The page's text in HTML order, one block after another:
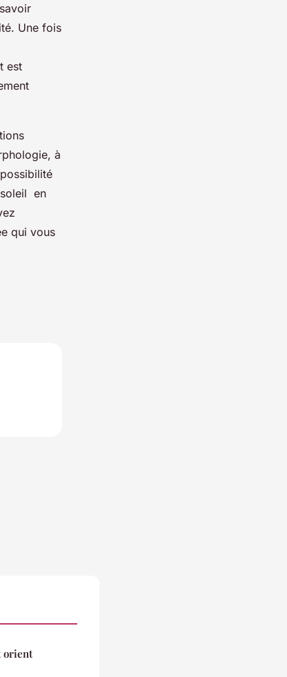
Une fois
est
à
en
qui vous
orient